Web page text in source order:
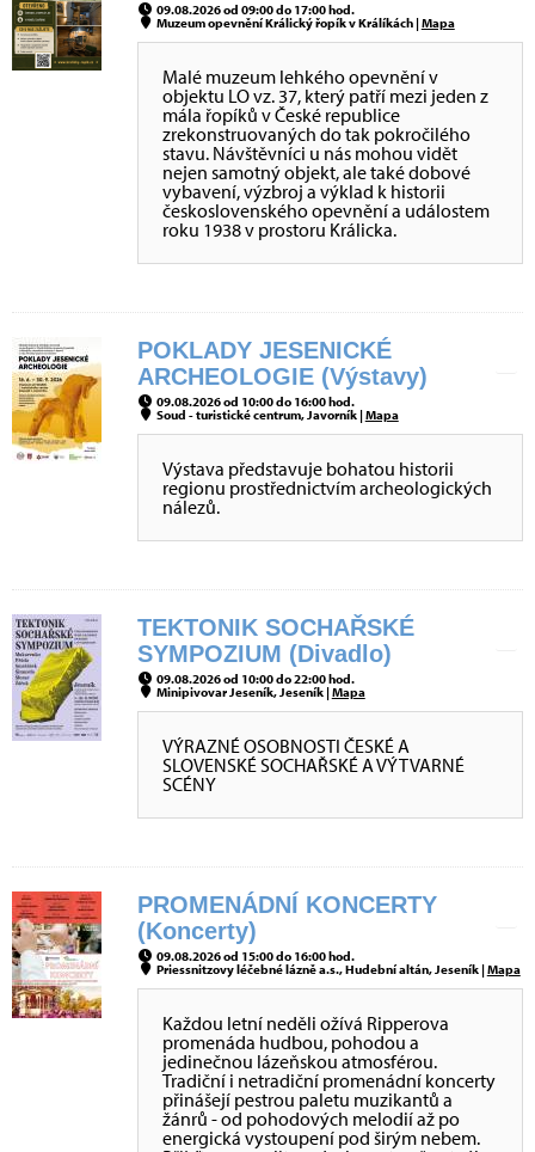
09.08.2026 od 09:00 do 17:00 hod.
Muzeum opevnění Králický řopík v Králíkách |Mapa
Malé muzeum lehkého opevnění v
objektu LO vz. 37, který patří mezi jeden z
mála řopíků v České republice
zrekonstruovaných do tak pokročilého
stavu. Návštěvníci u nás mohou vidět
nejen samotný objekt, ale také dobové
vybavení, výzbroj a výklad k historii
československého opevnění a událostem
roku 1938 v prostoru Králicka.
POKLADY JESENICKÉ
ARCHEOLOGIE (Výstavy)
09.08.2026 od 10:00 do 16:00 hod.
Soud - turistické centrum, Javorník |Mapa
Výstava představuje bohatou historii
regionu prostřednictvím archeologických
nálezů.
TEKTONIK SOCHAŘSKÉ
SYMPOZIUM (Divadlo)
09.08.2026 od 10:00 do 22:00 hod.
Minipivovar Jeseník, Jeseník |Mapa
VÝRAZNÉ OSOBNOSTI ČESKÉ A
SLOVENSKÉ SOCHAŘSKÉ A VÝTVARNÉ
SCÉNY
PROMENÁDNÍ KONCERTY
(Koncerty)
09.08.2026 od 15:00 do 16:00 hod.
Priessnitzovy léčebné lázně a.s., Hudební altán, Jeseník |Mapa
Každou letní neděli ožívá Ripperova
promenáda hudbou, pohodou a
jedinečnou lázeňskou atmosférou.
Tradiční i netradiční promenádní koncerty
přinášejí pestrou paletu muzikantů a
žánrů - od pohodových melodií až po
energická vystoupení pod širým nebem.